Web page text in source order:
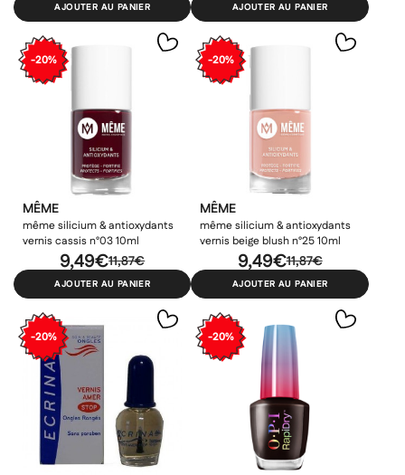
AJOUTER AU PANIER AJOUTER AU PANIER
-20%
MÊME
même silicium & antioxydants
vernis cassis n°03 10ml
11,87€
9,49€
AJOUTER AU PANIER
-20%
MÊME
même silicium & antioxydants
vernis beige blush n°25 10ml
11,87€
9,49€
AJOUTER AU PANIER
-20% -20%